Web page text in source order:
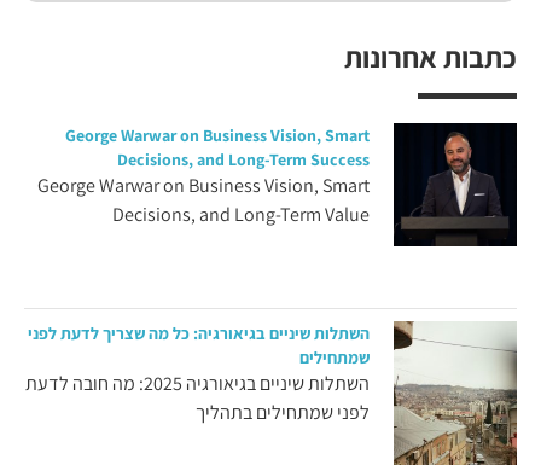
כתבות אחרונות
George Warwar on Business Vision, Smart
Decisions, and Long-Term Success
George Warwar on Business Vision, Smart
Decisions, and Long-Term Value
השתלות שיניים בגיאורגיה: כל מה שצריך לדעת לפני
שמתחילים
השתלות שיניים בגיאורגיה 2025: מה חובה לדעת
לפני שמתחילים בתהליך